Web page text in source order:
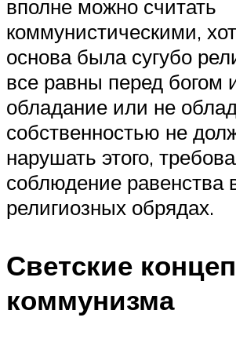
вполне можно считать
коммунистическими,
основа была сугубо
все равны перед богом
обладание или не
собственностью не
нарушать этого,
соблюдение равенства
религиозных обрядах.
Светские
коммунизма